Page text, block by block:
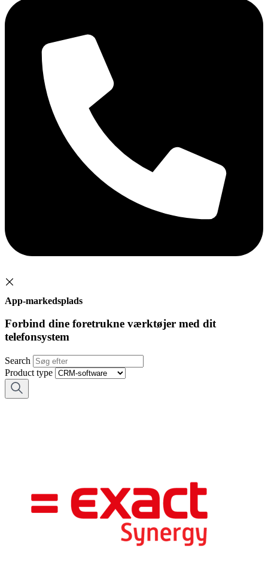
App-markedsplads
Forbind dine foretrukne værktøjer med dit
telefonsystem
Search
Product type